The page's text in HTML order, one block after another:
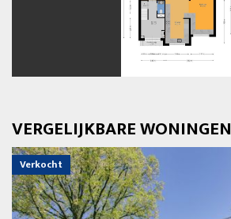
VERGELIJKBARE WONINGEN
Verkocht